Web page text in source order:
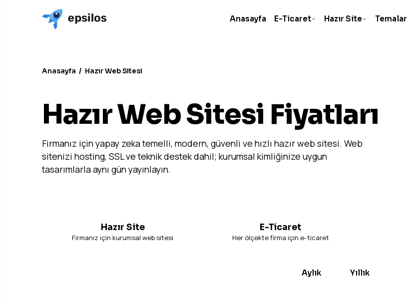
Anasayfa E-Ticaret Hazır Site Temalar
Anasayfa / Hazır Web Sitesi
Hazır Web Sitesi Fiyatları
Firmanız için yapay zeka temelli, modern, güvenli ve hızlı hazır web sitesi. Web
sitenizi hosting, SSL ve teknik destek dahil; kurumsal kimliğinize uygun
tasarımlarla aynı gün yayınlayın.
Hazır Site
Firmanız için kurumsal web sitesi
E-Ticaret
Her ölçekte firma için e-ticaret
Aylık Yıllık